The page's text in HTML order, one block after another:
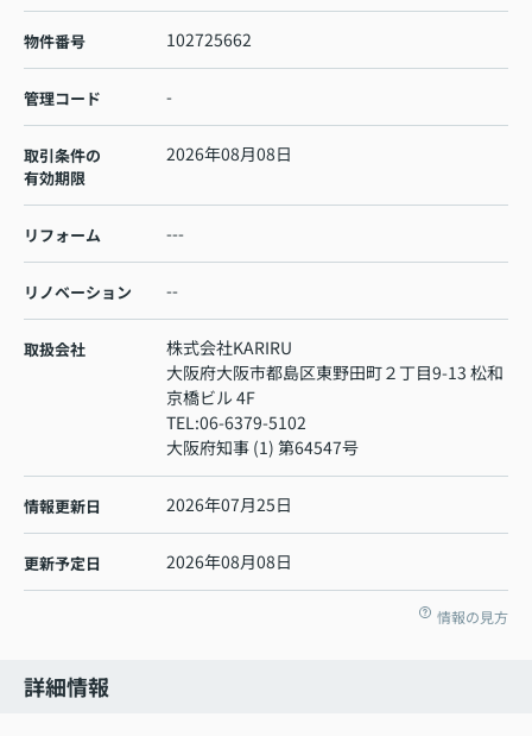
物件番号 102725662
管理コード -
取引条件の
有効期限
2026年08月08日
リフォーム ---
リノベーション --
取扱会社
株式会社KARIRU
大阪府大阪市都島区東野田町２丁目9-13 松和
京橋ビル 4F
TEL:06-6379-5102
大阪府知事 (1) 第64547号
情報更新日 2026年07月25日
更新予定日 2026年08月08日
情報の見方
詳細情報